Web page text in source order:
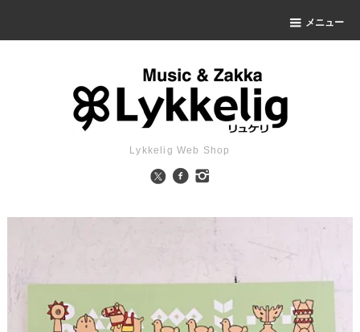
メニュー
Lykkelig Web Shop